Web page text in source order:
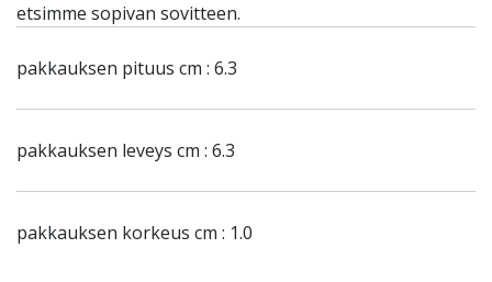
etsimme sopivan sovitteen.
pakkauksen pituus cm : 6.3
pakkauksen leveys cm : 6.3
pakkauksen korkeus cm : 1.0